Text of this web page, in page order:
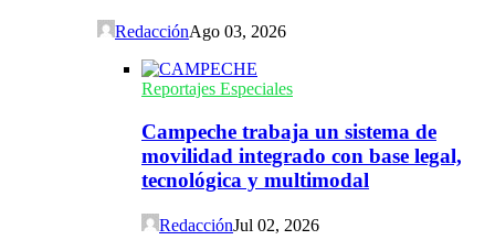
RedacciónAgo 03, 2026
Reportajes Especiales
Campeche trabaja un sistema de
movilidad integrado con base legal,
tecnológica y multimodal
RedacciónJul 02, 2026